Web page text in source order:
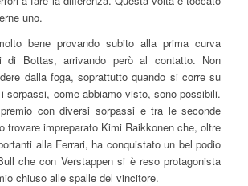
uno.
bene provando subito alla prima curva
di Bottas, arrivando però al contatto. Non
dalla foga, soprattutto quando si corre su
sorpassi, come abbiamo visto, sono possibili.
con diversi sorpassi e tra le seconde
trovare impreparato Kimi Raikkonen che, oltre
alla Ferrari, ha conquistato un bel podio
che con Verstappen si è reso protagonista
chiuso alle spalle del vincitore.